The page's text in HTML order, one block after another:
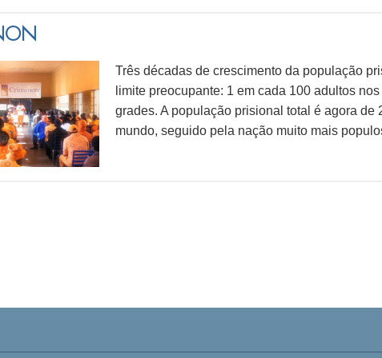
Três décadas de crescimento da população
limite preocupante: 1 em cada 100 adultos
grades. A população prisional total é agora de
mundo, seguido pela nação muito mais